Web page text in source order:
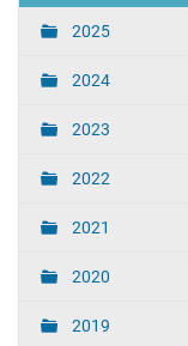
2025
2024
2023
2022
2021
2020
2019